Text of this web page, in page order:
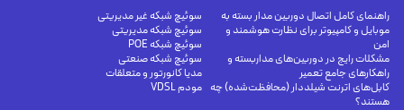
سوئیچ شبکه غیر مدیریتی
سوئیچ شبکه مدیریتی
سوئیچ شبکه POE
سوئیچ شبکه صنعتی
مدیا کانورتور و متعلقات
مودم VDSL
راهنمای کامل اتصال دوربین مدار بسته به
موبایل و کامپیوتر برای نظارت هوشمند و
امن
مشکلات رایج در دوربین‌های مداربسته و
راهکارهای جامع تعمیر
کابل‌های اترنت شیلددار (محافظت‌شده) چه
هستند؟